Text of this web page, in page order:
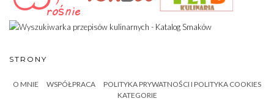
STRONY
O MNIE WSPÓŁPRACA
POLITYKA PRYWATNOŚCI I POLITYKA COOKIES
KATEGORIE